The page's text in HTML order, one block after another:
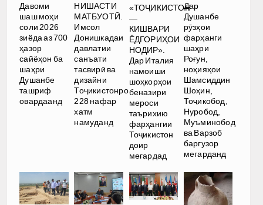
Давоми
шаш моҳи
соли 2026
зиёда аз 700
ҳазор
сайёҳон ба
шаҳри
Душанбе
ташриф
овардаанд
НИШАСТИ
МАТБУОТӢ.
Имсол
Донишкадаи
давлатии
санъати
тасвирӣ ва
дизайни
Тоҷикистонро
228 нафар
хатм
намуданд
«ТОҶИКИСТОН
—
КИШВАРИ
ЁДГОРИҲОИ
НОДИР».
Дар Италия
намоиши
шоҳкорҳои
беназири
мероси
таърихию
фарҳангии
Тоҷикистон
доир
мегардад
Дар
Душанбе
рӯзҳои
фарҳанги
шаҳри
Роғун,
ноҳияҳои
Шамсиддин
Шоҳин,
Тоҷикобод,
Нуробод,
Муъминобод
ва Варзоб
баргузор
мегарданд